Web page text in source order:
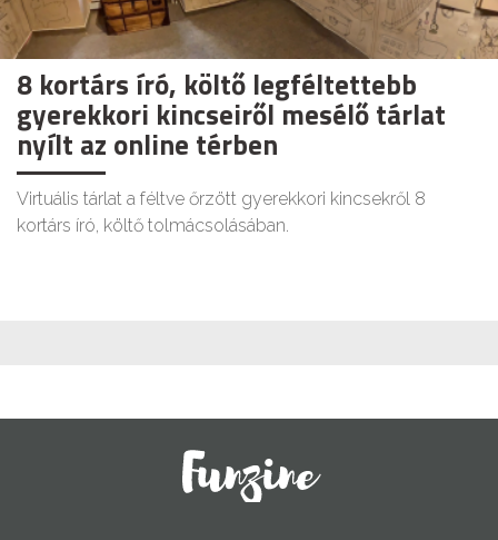
8 kortárs író, költő legféltettebb
gyerekkori kincseiről mesélő tárlat
nyílt az online térben
Virtuális tárlat a féltve őrzött gyerekkori kincsekről 8
kortárs író, költő tolmácsolásában.